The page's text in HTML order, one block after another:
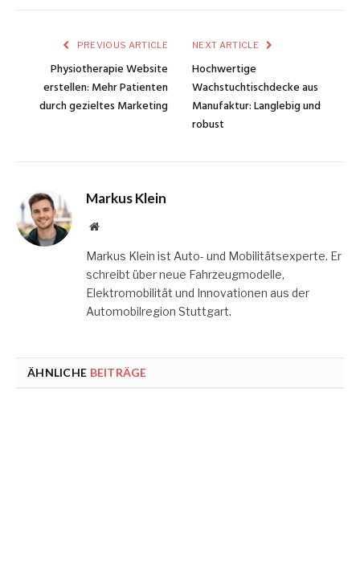
PREVIOUS ARTICLE
Physiotherapie Website
erstellen: Mehr Patienten
durch gezieltes Marketing
NEXT ARTICLE
Hochwertige
Wachstuchtischdecke aus
Manufaktur: Langlebig und
robust
Markus Klein
Website
Markus Klein ist Auto- und Mobilitätsexperte. Er
schreibt über neue Fahrzeugmodelle,
Elektromobilität und Innovationen aus der
Automobilregion Stuttgart.
ÄHNLICHE BEITRÄGE